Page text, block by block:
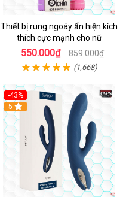
Thiết bị rung ngoáy ẩn hiện kích
thích cực mạnh cho nữ
550.000₫ 859.000₫
(1,668)
-43%
Hot
5